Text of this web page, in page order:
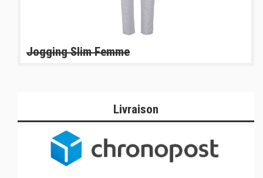
Jogging Slim Femme
Livraison